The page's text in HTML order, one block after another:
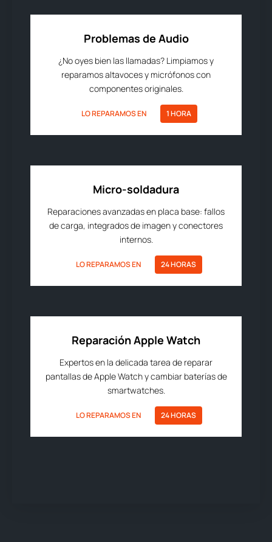
Problemas de Audio
¿No oyes bien las llamadas? Limpiamos y
reparamos altavoces y micrófonos con
componentes originales.
LO REPARAMOS EN 1 HORA
Micro-soldadura
Reparaciones avanzadas en placa base: fallos
de carga, integrados de imagen y conectores
internos.
LO REPARAMOS EN 24 HORAS
Reparación Apple Watch
Expertos en la delicada tarea de reparar
pantallas de Apple Watch y cambiar baterías de
smartwatches.
LO REPARAMOS EN 24 HORAS